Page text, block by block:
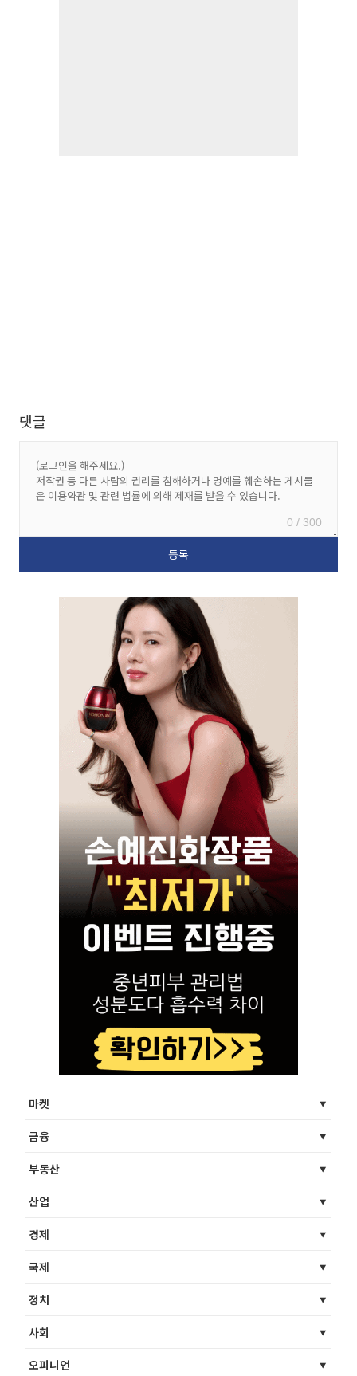
댓글
0 / 300
마켓
금융
부동산
산업
경제
국제
정치
사회
오피니언